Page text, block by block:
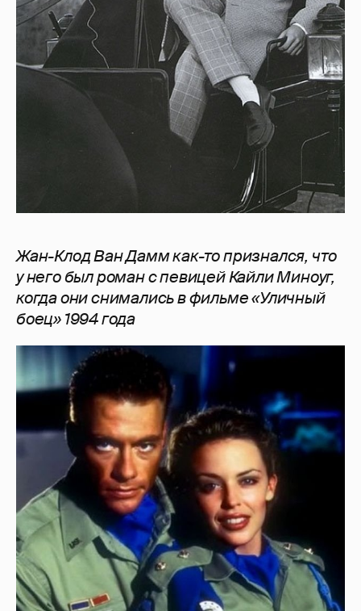
Жан-Клод Ван Дамм как-то признался, что
у него был роман с певицей Кайли Миноуг,
когда они снимались в фильме «Уличный
боец» 1994 года